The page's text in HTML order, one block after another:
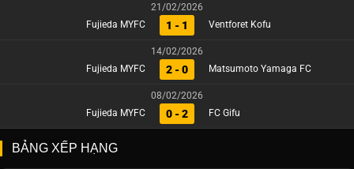
21/02/2026
Fujieda MYFC
1 - 1 Ventforet Kofu
14/02/2026
Fujieda MYFC
2 - 0 Matsumoto Yamaga FC
08/02/2026
Fujieda MYFC
0 - 2 FC Gifu
BẢNG XẾP HẠNG